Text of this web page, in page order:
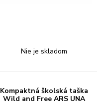
Nie je skladom
Kompaktná školská taška
Wild and Free ARS UNA